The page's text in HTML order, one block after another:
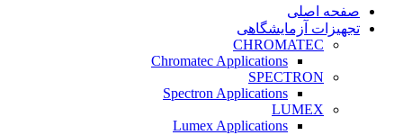
صفحه اصلی
تجهیزات آزمایشگاهی
CHROMATEC
Chromatec Applications
SPECTRON
Spectron Applications
LUMEX
Lumex Applications